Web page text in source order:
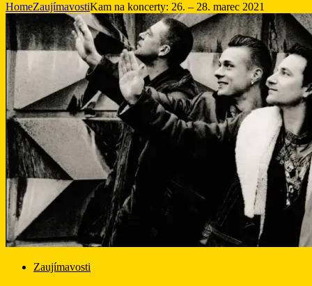
HomeZaujímavostiKam na koncerty: 26. – 28. marec 2021
Zaujímavosti